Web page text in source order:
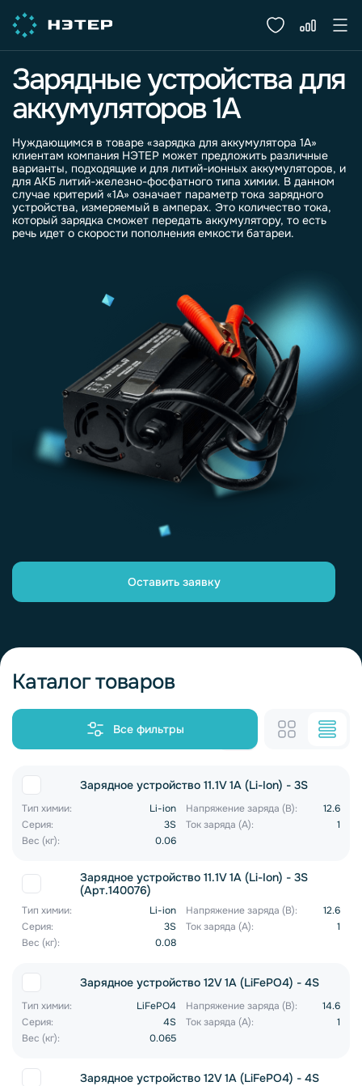
Зарядные устройства для
аккумуляторов 1А
Нуждающимся в товаре «зарядка для аккумулятора 1А»
клиентам компания НЭТЕР может предложить различные
варианты, подходящие и для литий-ионных аккумуляторов, и
для АКБ литий-железно-фосфатного типа химии. В данном
случае критерий «1А» означает параметр тока зарядного
устройства, измеряемый в амперах. Это количество тока,
который зарядка сможет передать аккумулятору, то есть
речь идет о скорости пополнения емкости батареи.
Оставить заявку
Каталог товаров
Все фильтры
Зарядное устройство 11.1V 1A (Li-Ion) - 3S
Тип химии: Li-ion Напряжение заряда (В):
12.6
Серия:
3S Ток заряда (А):
1
Вес (кг):
0.06
Зарядное устройство 11.1V 1A (Li-Ion) - 3S
(Арт.140076)
Тип химии: Li-ion Напряжение заряда (В):
12.6
Серия:
3S Ток заряда (А):
1
Вес (кг):
0.08
Зарядное устройство 12V 1A (LiFePO4) - 4S
Тип химии: LiFePO4 Напряжение заряда (В):
14.6
Серия:
4S Ток заряда (А):
1
Вес (кг):
0.065
Зарядное устройство 12V 1A (LiFePO4) - 4S